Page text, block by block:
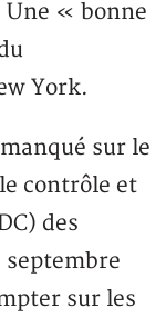
Une « bonne
York.
sur le
contrôle et
des
septembre
sur les